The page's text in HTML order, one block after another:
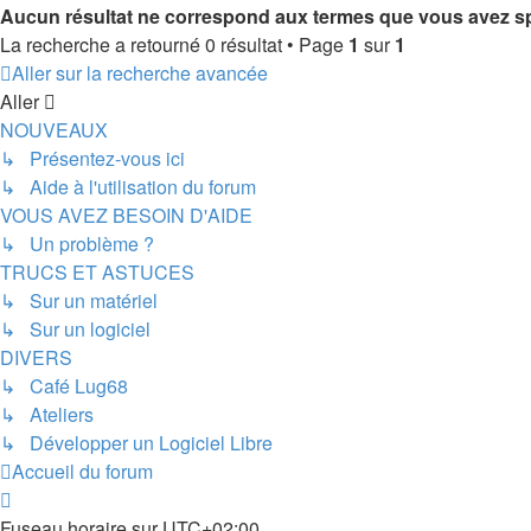
Aucun résultat ne correspond aux termes que vous avez
La recherche a retourné 0 résultat • Page 1 sur1
Aller sur la recherche avancée
Aller
NOUVEAUX
↳ Présentez-vous ici
↳ Aide à l'utilisation du forum
VOUS AVEZ BESOIN D'AIDE
↳ Un problème ?
TRUCS ET ASTUCES
↳ Sur un matériel
↳ Sur un logiciel
DIVERS
↳ Café Lug68
↳ Ateliers
↳ Développer un Logiciel Libre
Accueil du forum